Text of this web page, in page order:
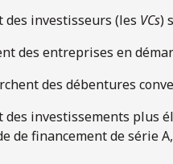
des investisseurs (les VCs)
des entreprises en
des débentures
des investissements plus
de financement de série